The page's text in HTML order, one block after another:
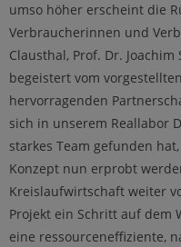
umso höher erscheint die
Verbraucherinnen und
Clausthal, Prof. Dr.
begeistert vom
hervorragenden
sich in unserem Reallabor
starkes Team gefunden
Konzept nun erprobt
Kreislaufwirtschaft weiter
Projekt ein Schritt auf dem
eine ressourceneffiziente,